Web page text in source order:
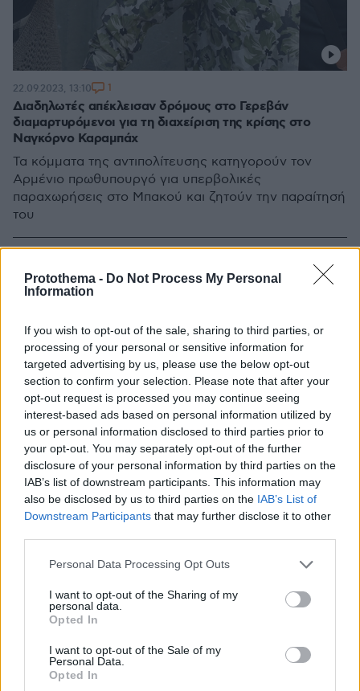
Protothema - Do Not Process My Personal
Information
If you wish to opt-out of the sale, sharing to third parties, or
processing of your personal or sensitive information for
targeted advertising by us, please use the below opt-out
section to confirm your selection. Please note that after your
opt-out request is processed you may continue seeing
interest-based ads based on personal information utilized by
us or personal information disclosed to third parties prior to
your opt-out. You may separately opt-out of the further
disclosure of your personal information by third parties on the
IAB’s list of downstream participants. This information may
also be disclosed by us to third parties on the IAB’s List of
Downstream Participants that may further disclose it to other
Please note that this website/app uses one or more Google
not limited to your visit or usage behaviour. You may click to
grant or deny consent to Google and its third-party tags to
use your data for below specified purposes in below Google
consent section.
Personal Data Processing Opt Outs
I want to opt-out of the Sharing of my
personal data.
Opted In
I want to opt-out of the Sale of my
Personal Data.
Opted In
Διαδηλωτές απέκλεισαν δρόμους στο Γερεβάν
διαμαρτυρόμενοι για τη διαχείριση της κρίσης στο
Ναγκόρνο Καραμπάχ
Τα κόμματα της αντιπολίτευσης κατηγορούν τον
Αρμένιο πρωθυπουργό για υπερβολικές
παραχωρήσεις στο Μπακού και ζητούν την παραίτησή
του
22.09.2023, 13:10 1
Έφτασαν τους 16 οι νεκροί από την έκρηξη σε αγορά
του Γερεβάν
Άλλοι 18 άνθρωποι αγνοούνται - Οι αρχές της
Αρμενίας έχουν κάνει επίσης λόγο για
16.08.2022, 10:12